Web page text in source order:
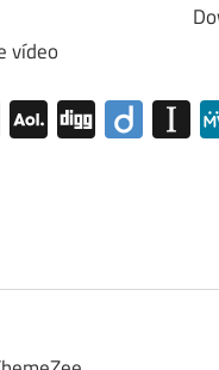
vídeo
BibSonomy
AOL
Mail
Digg